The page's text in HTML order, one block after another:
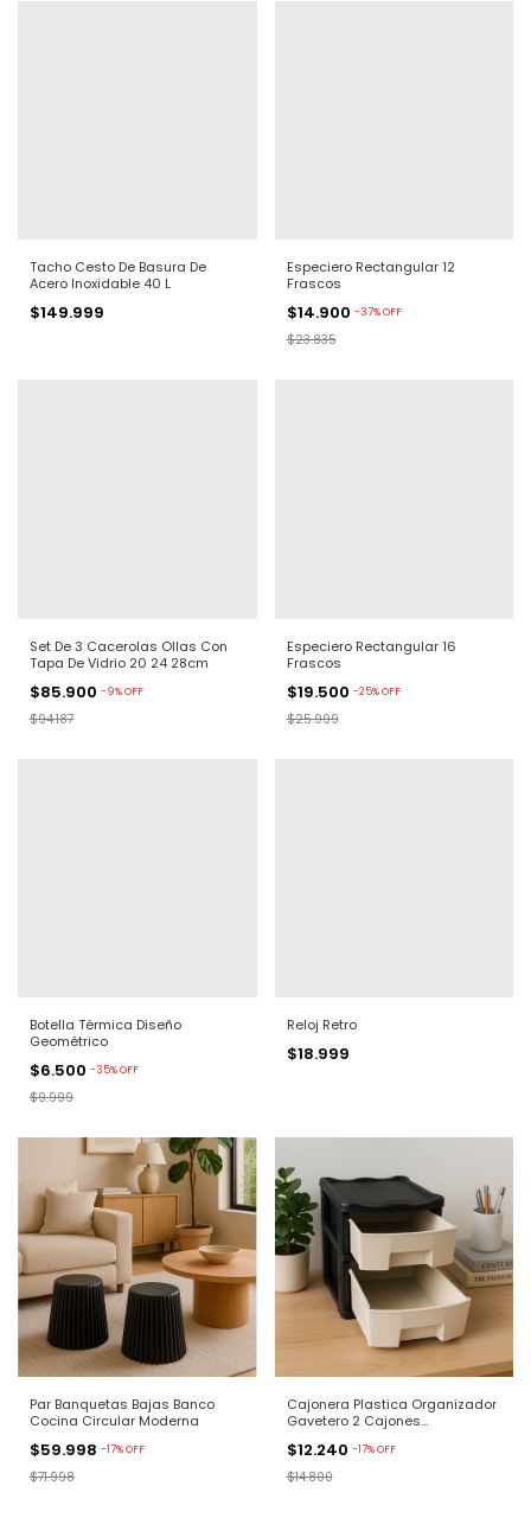
Tacho Cesto De Basura De
Acero Inoxidable 40 L
$149.999
Especiero Rectangular 12
Frascos
$14.900 -37%OFF
$23.835
Set De 3 Cacerolas Ollas Con
Tapa De Vidrio 20 24 28cm
$85.900 -9%OFF
$94.187
Especiero Rectangular 16
Frascos
$19.500 -25%OFF
$25.999
Botella Térmica Diseño
Geométrico
$6.500 -35%OFF
$9.999
Reloj Retro
$18.999
Par Banquetas Bajas Banco
Cocina Circular Moderna
$59.998 -17%OFF
$71.998
Cajonera Plastica Organizador
Gavetero 2 Cajones
$12.240 -17%OFF
$14.800